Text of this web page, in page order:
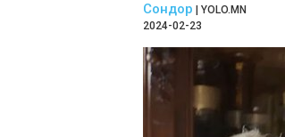
Сондор | YOLO.MN
2024-02-23